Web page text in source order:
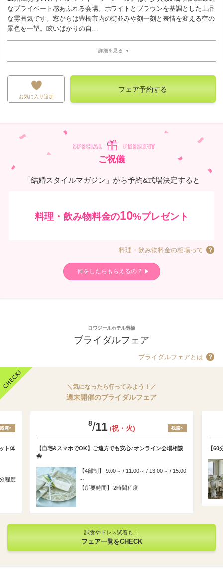
なプライベート感あふれる会場。ホワイトとブラウンを基調とした上品
な雰囲気です。窓からは豊橋市内の街並みや刻一刻と表情を変える空の
景色を一望。眩いばかりの自…
詳細を見る
お気に入り追加
フェア予約する
ご祝儀
「結婚スタイルマガジン」から予約&式場決定すると
料理・飲み物料金の10%プレゼント
料理・飲み物料金の相場って
何をしたらもらえるの？
ロワジールホテル豊橋
ブライダルフェア
ブライダルフェアとは
＼気になったら行ってみよう！／
週末開催のブライダルフェア
残席○
ト体
程度
8/11 (祝・火) 残席○
【自宅&スマホでOK】ご遠方でも安心♪オンライン会場相談
会
4部制
9:00～ / 11:00～ / 13:00～ / 15:00
～
所要時間
2時間程度
【60
試食やドレス試着も！
フェア一覧をCHECK